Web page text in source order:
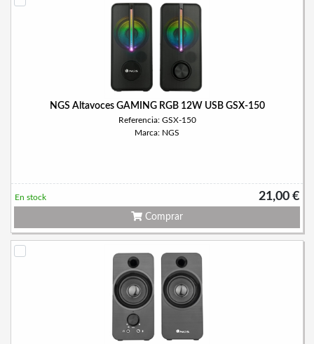
NGS Altavoces GAMING RGB 12W USB GSX-150
Referencia: GSX-150
Marca: NGS
21,00 €
En stock
Comprar